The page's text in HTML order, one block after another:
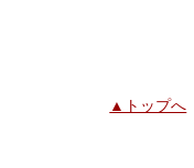
▲トップへ